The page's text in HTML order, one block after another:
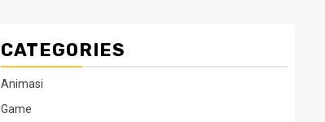
CATEGORIES
Animasi
Game